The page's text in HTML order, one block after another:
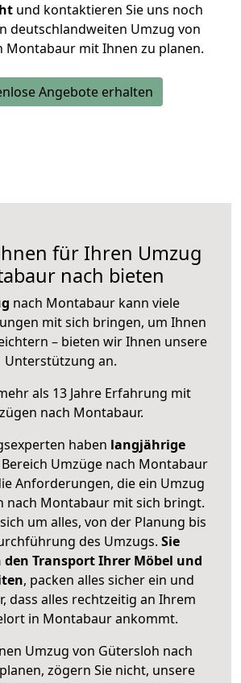
und kontaktieren Sie uns noch
deutschlandweiten Umzug von
Montabaur mit Ihnen zu planen.
Angebote erhalten
für Ihren Umzug
nach bieten
nach Montabaur kann viele
mit sich bringen, um Ihnen
– bieten wir Ihnen unsere
Unterstützung an.
als 13 Jahre Erfahrung mit
nach Montabaur.
haben langjährige
Umzüge nach Montabaur
Anforderungen, die ein Umzug
nach Montabaur mit sich bringt.
um alles, von der Planung bis
des Umzugs. Sie
Transport Ihrer Möbel und
, packen alles sicher ein und
dass alles rechtzeitig an Ihrem
in Montabaur ankommt.
Umzug von Gütersloh nach
zögern Sie nicht, unsere